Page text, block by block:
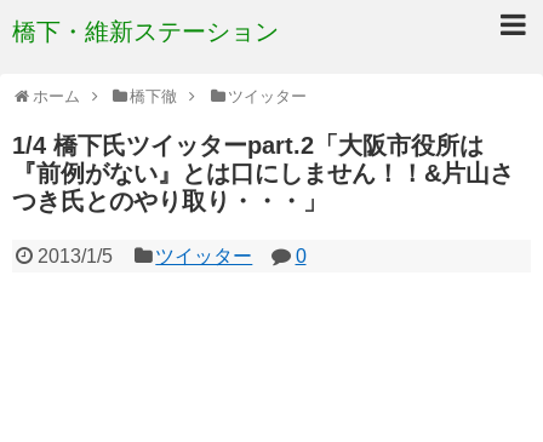
橋下・維新ステーション
ホーム 橋下徹 ツイッター
1/4 橋下氏ツイッターpart.2「大阪市役所は
『前例がない』とは口にしません！！&片山さ
つき氏とのやり取り・・・」
2013/1/5 ツイッター 0